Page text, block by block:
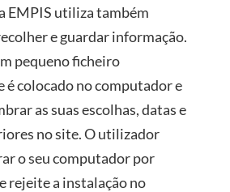
EMPIS utiliza também
e guardar informação.
pequeno ficheiro
colocado no computador e
as suas escolhas, datas e
no site. O utilizador
o seu computador por
rejeite a instalação no